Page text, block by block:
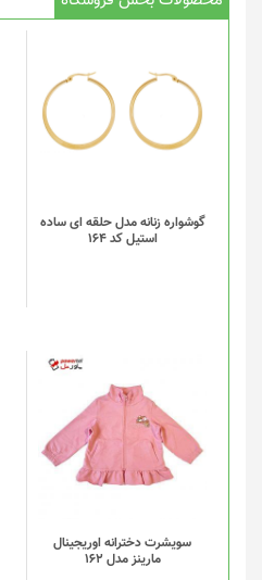
گوشواره زنانه مدل حلقه ای ساده
استیل کد 164
محصول
دارای
انواع
مختلفی
گزینه
ها
محصول
انتخاب
شوند
سویشرت دخترانه اوریجینال
مارینز مدل 162